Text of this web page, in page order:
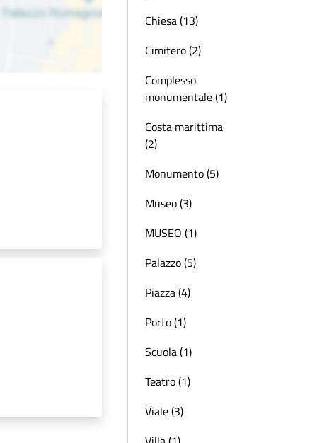
Chiesa (13)
Cimitero (2)
Complesso
monumentale (1)
Costa marittima
(2)
Monumento (5)
Museo (3)
MUSEO (1)
Palazzo (5)
Piazza (4)
Porto (1)
Scuola (1)
Teatro (1)
Viale (3)